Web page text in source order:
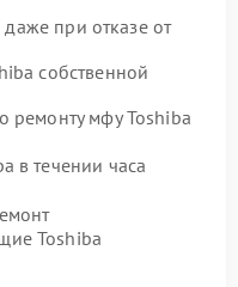
даже при отказе от
собственной
ремонту мфу Toshiba
в течении часа
Toshiba